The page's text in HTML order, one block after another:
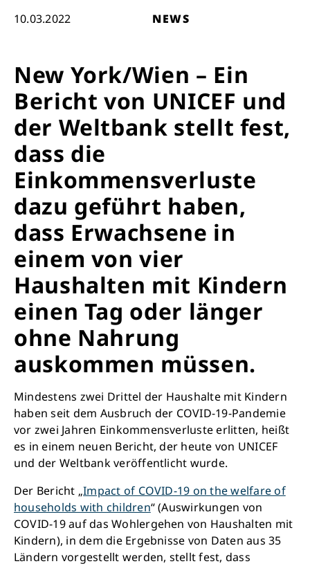
10.03.2022 NEWS
New York/Wien – Ein
Bericht von UNICEF und
der Weltbank stellt fest,
dass die
Einkommensverluste
dazu geführt haben,
dass Erwachsene in
einem von vier
Haushalten mit Kindern
einen Tag oder länger
ohne Nahrung
auskommen müssen.
Mindestens zwei Drittel der Haushalte mit Kindern
haben seit dem Ausbruch der COVID-19-Pandemie
vor zwei Jahren Einkommensverluste erlitten, heißt
es in einem neuen Bericht, der heute von UNICEF
und der Weltbank veröffentlicht wurde.
Der Bericht „Impact of COVID-19 on the welfare of
households with children“ (Auswirkungen von
COVID-19 auf das Wohlergehen von Haushalten mit
Kindern), in dem die Ergebnisse von Daten aus 35
Ländern vorgestellt werden, stellt fest, dass